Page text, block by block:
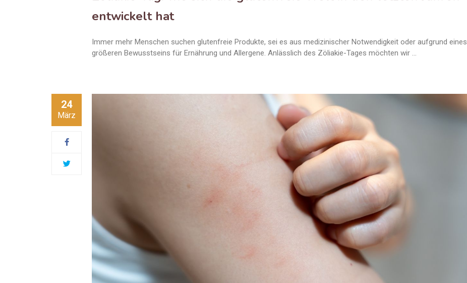
entwickelt hat
Immer mehr Menschen suchen glutenfreie Produkte, sei es aus medizinischer Notwendigkeit oder aufgrund eines
größeren Bewusstseins für Ernährung und Allergene. Anlässlich des Zöliakie-Tages möchten wir …
24
März